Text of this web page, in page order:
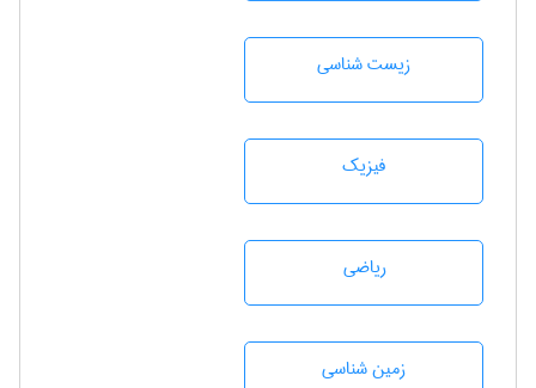
زيست شناسی
فیزیک
رياضی
زمين شناسی